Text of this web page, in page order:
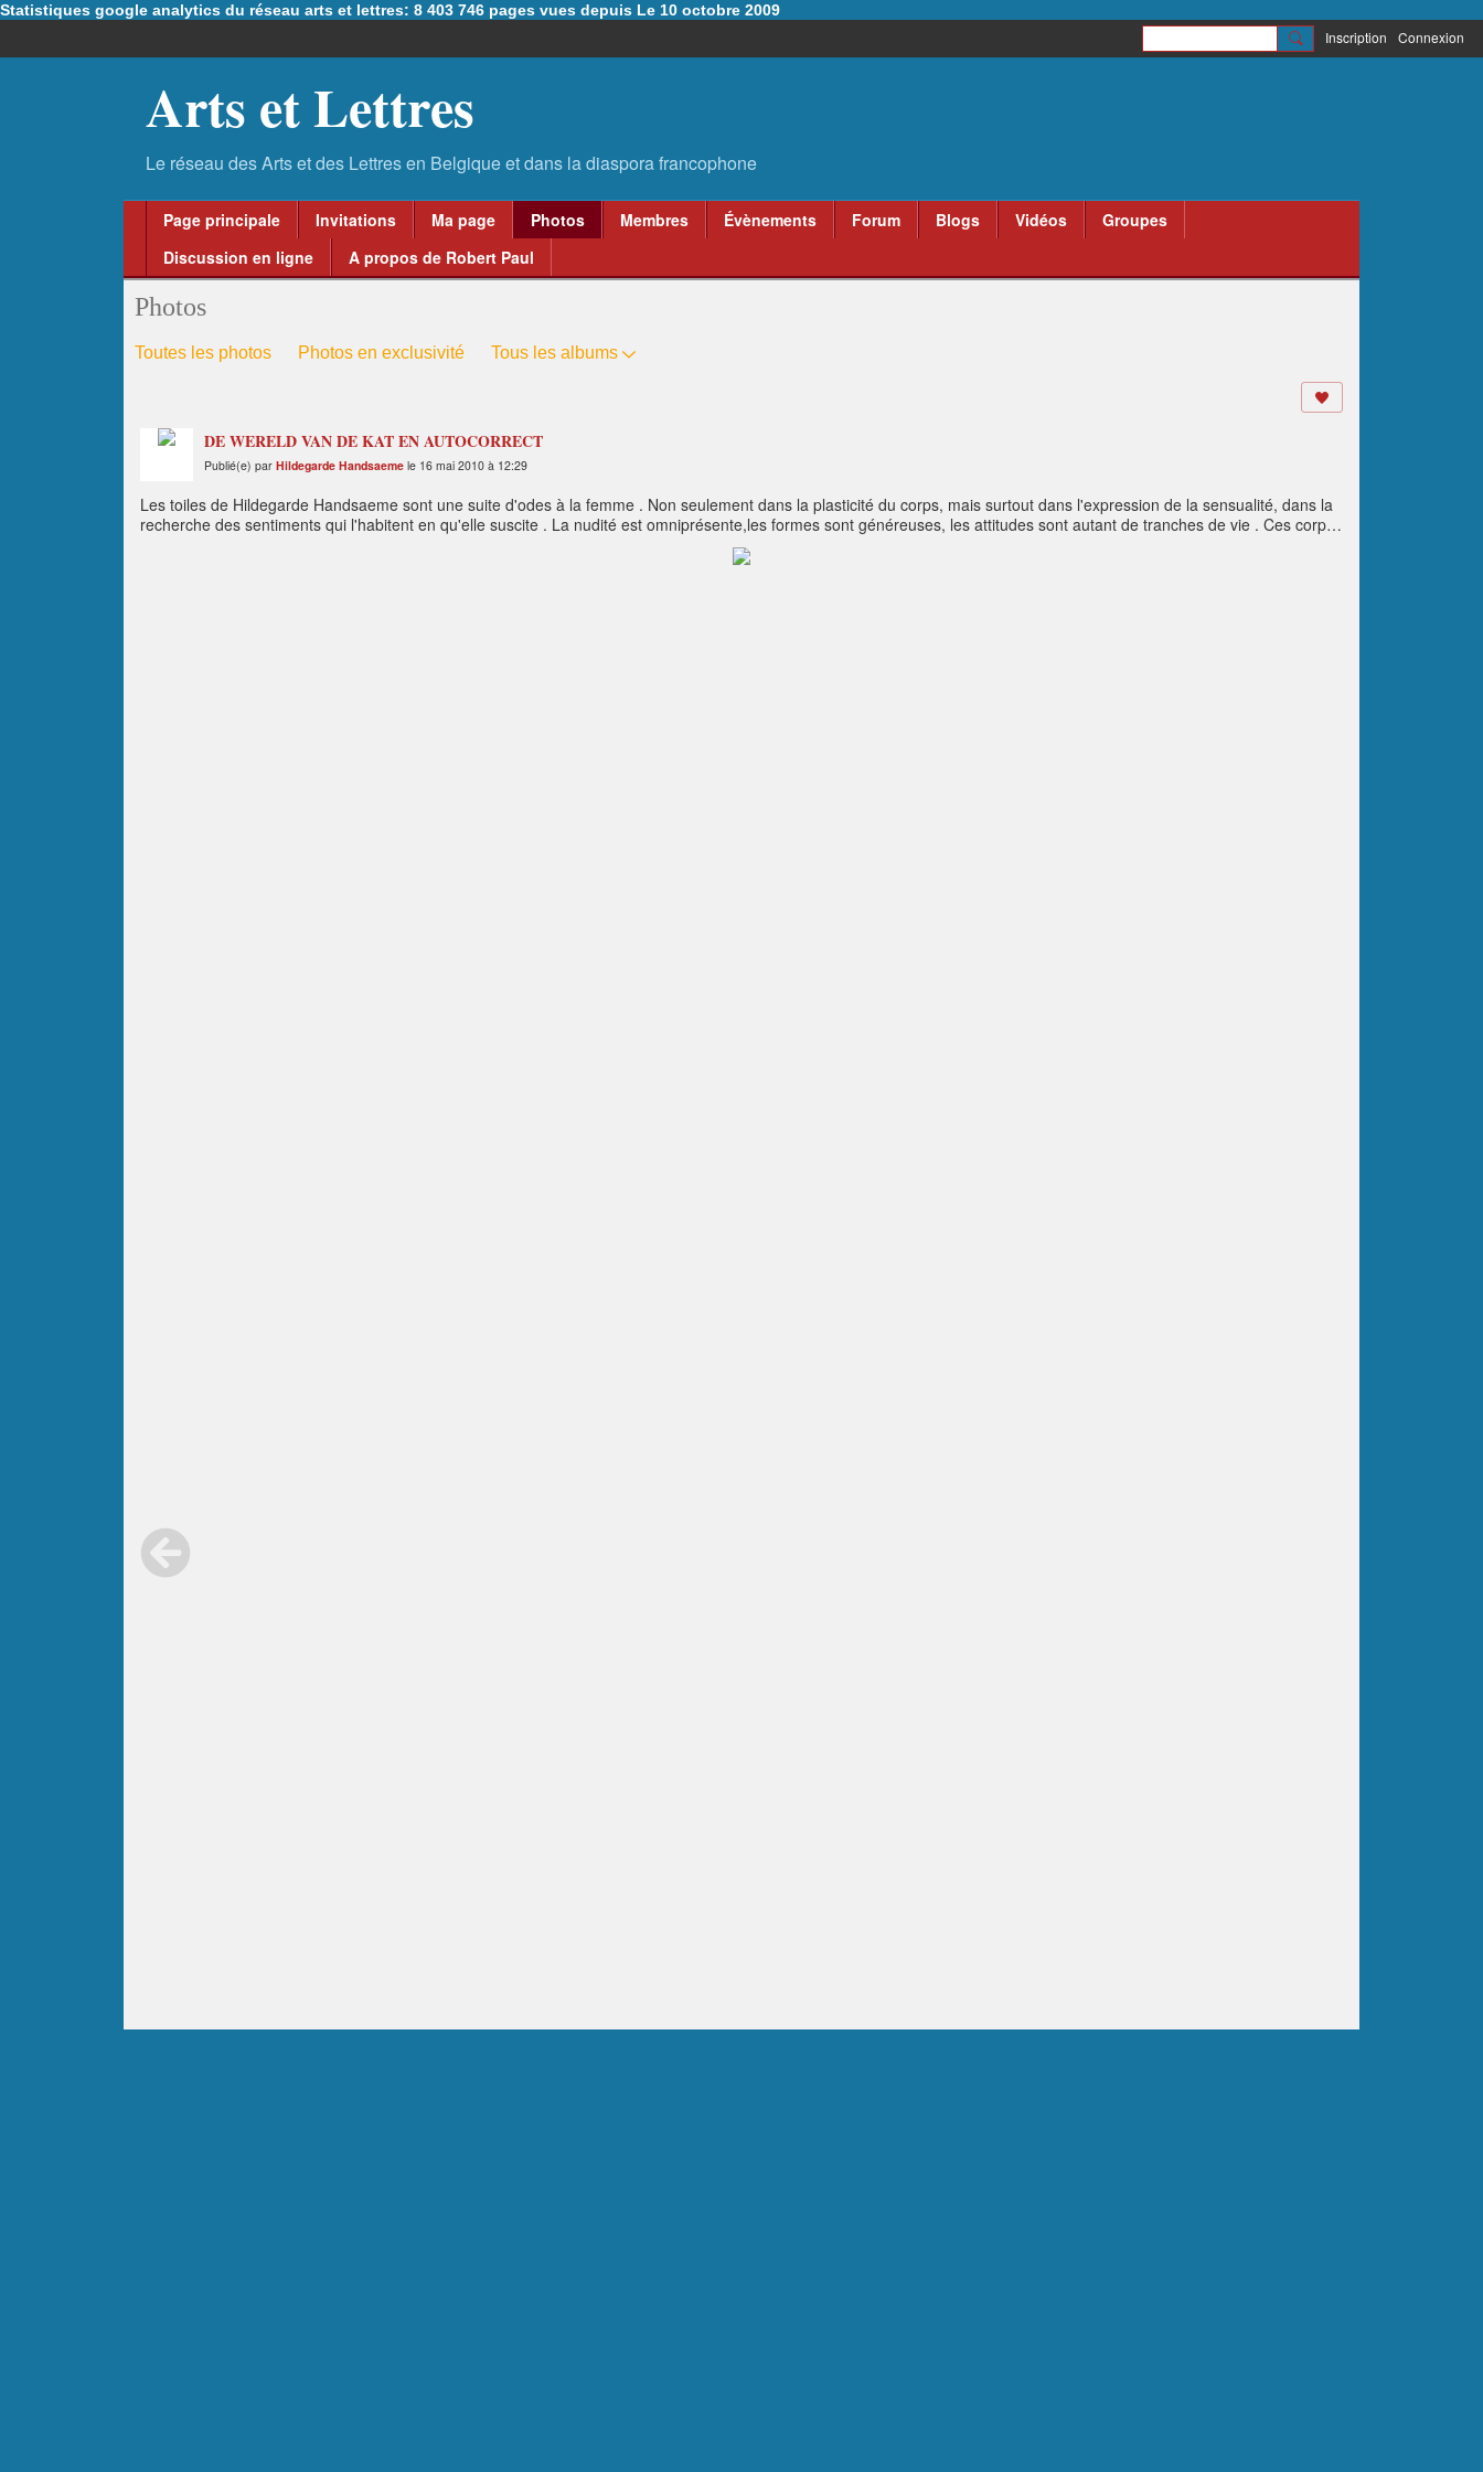
Statistiques google analytics du réseau arts et lettres: 8 403 746 pages vues depuis Le 10 octobre 2009
Inscription Connexion
Arts et Lettres
Page principale Invitations Ma page Photos Membres Évènements Forum Blogs Vidéos
Groupes
Discussion en ligne
A propos de Robert Paul
Photos
Toutes les photos Photos en exclusivité Tous les albums
DE WERELD VAN DE KAT EN AUTOCORRECT
Publié(e) par Hildegarde Handsaeme le 16 mai 2010 à 12:29
Les toiles de Hildegarde Handsaeme sont une suite d'odes à la femme . Non seulement dans la plasticité du corps, mais surtout dans l'expression de la sensualité, dans la
recherche des sentiments qui l'habitent en qu'elle suscite . La nudité est omniprésente,les formes sont généreuses, les attitudes sont autant de tranches de vie . Ces corps
aux contours précis, dominés par la courbe, contrastent avec les surfaces rectilignes du fond .